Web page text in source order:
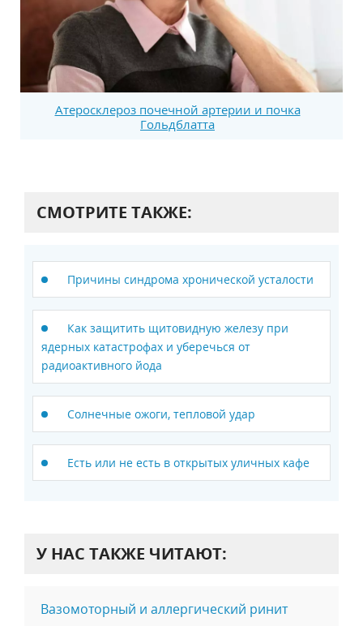
Атеросклероз почечной артерии и почка
Гольдблатта
СМОТРИТЕ ТАКЖЕ:
Причины cиндрома хронической усталости
Как защитить щитовидную железу при
ядерных катастрофах и уберечься от
радиоактивного йода
Солнечные ожоги, тепловой удар
Есть или не есть в открытых уличных кафе
У НАС ТАКЖЕ ЧИТАЮТ:
Вазомоторный и аллергический ринит